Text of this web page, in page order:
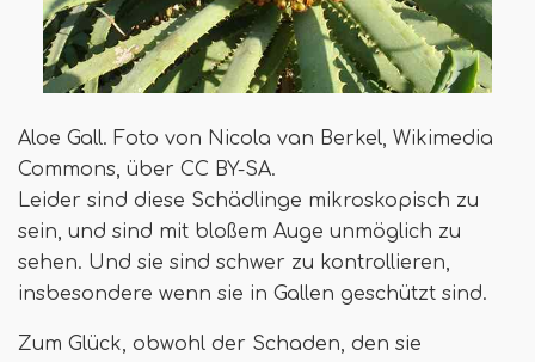
Aloe Gall. Foto von Nicola van Berkel, Wikimedia
Commons, über CC BY-SA.
Leider sind diese Schädlinge mikroskopisch zu
sein, und sind mit bloßem Auge unmöglich zu
sehen. Und sie sind schwer zu kontrollieren,
insbesondere wenn sie in Gallen geschützt sind.
Zum Glück, obwohl der Schaden, den sie